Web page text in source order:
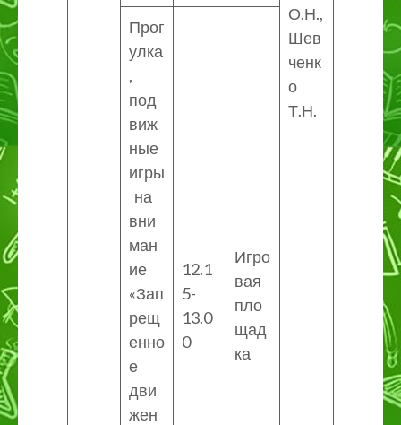
О.Н.,
Шев
ченк
о
Т.Н.
Прог
улка
,
под
виж
ные
игры
на
вни
ман
ие
«Зап
рещ
енно
е
дви
жен
12.1
5-
13.0
0
Игро
вая
пло
щад
ка